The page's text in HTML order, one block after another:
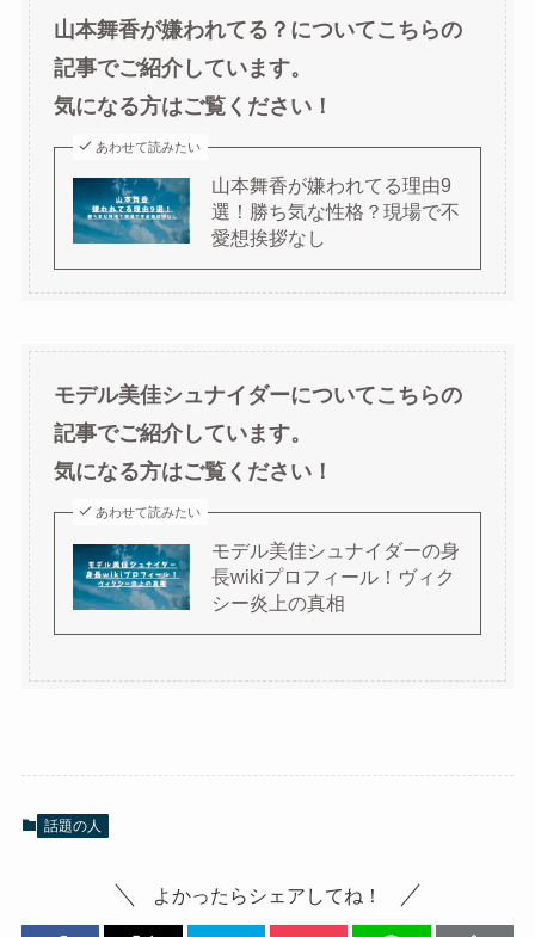
山本舞香が嫌われてる？についてこちらの
記事でご紹介しています。
気になる方はご覧ください！
あわせて読みたい
山本舞香が嫌われてる理由9
選！勝ち気な性格？現場で不
愛想挨拶なし
モデル美佳シュナイダーについてこちらの
記事でご紹介しています。
気になる方はご覧ください！
あわせて読みたい
モデル美佳シュナイダーの身
長wikiプロフィール！ヴィク
シー炎上の真相
話題の人
よかったらシェアしてね！